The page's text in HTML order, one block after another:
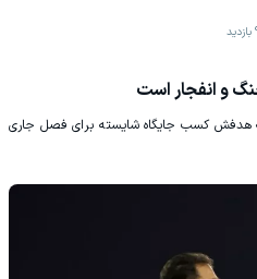
بازدید
و انفجار است
هدفش کسب جایگاه شایسته برای فصل جاری